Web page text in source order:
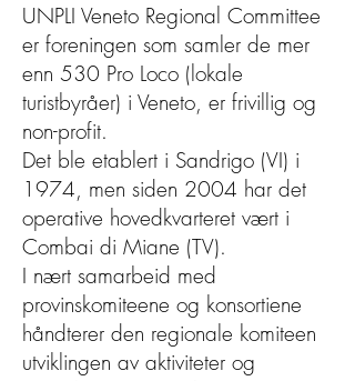
UNPLI Veneto Regional Committee
er foreningen som samler de mer
enn 530 Pro Loco (lokale
turistbyråer) i Veneto, er frivillig og
non-profit.
Det ble etablert i Sandrigo (VI) i
1974, men siden 2004 har det
operative hovedkvarteret vært i
Combai di Miane (TV).
I nært samarbeid med
provinskomiteene og konsortiene
håndterer den regionale komiteen
utviklingen av aktiviteter og